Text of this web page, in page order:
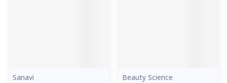
Sanavi
Beauty Science